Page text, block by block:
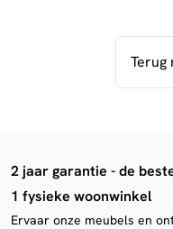
Terug
2 jaar garantie - de
1 fysieke woonwinkel
Ervaar onze meubels en